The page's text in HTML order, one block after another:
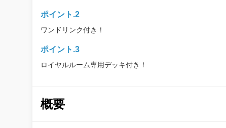
ポイント.2
ワンドリンク付き！
ポイント.3
ロイヤルルーム専用デッキ付き！
概要